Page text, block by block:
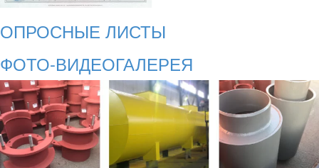
ОПРОСНЫЕ ЛИСТЫ
ФОТО-ВИДЕОГАЛЕРЕЯ